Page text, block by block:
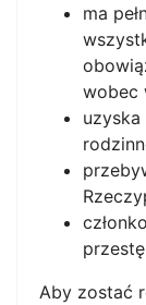
ma
wobec
Aby zostać